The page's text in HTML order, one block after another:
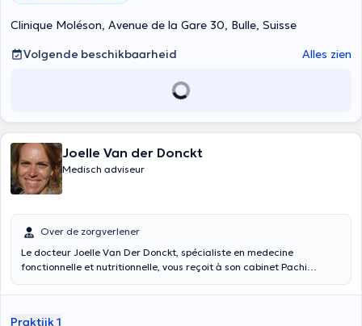
Clinique Moléson, Avenue de la Gare 30, Bulle, Suisse
Volgende beschikbaarheid
Alles zien
Joelle Van der Donckt
Medisch adviseur
Over de zorgverlener
Le docteur Joelle Van Der Donckt, spécialiste en medecine
fonctionnelle et nutritionnelle, vous reçoit à son cabinet Pachi
Praktijk 1